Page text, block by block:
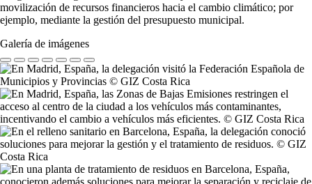
movilización de recursos financieros hacia el cambio climático; por
ejemplo, mediante la gestión del presupuesto municipal.
Galería de imágenes